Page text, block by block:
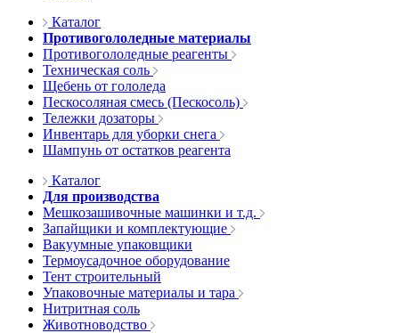
Каталог
Противогололедные материалы
Противогололедные реагенты
Техническая соль
Щебень от гололеда
Пескосоляная смесь (Пескосоль)
Тележки дозаторы
Инвентарь для уборки снега
Шампунь от остатков реагента
Каталог
Для производства
Мешкозашивочные машинки и т.д.
Запайщики и комплектующие
Вакуумные упаковщики
Термоусадочное оборудование
Тент строительный
Упаковочные материалы и тара
Нитритная соль
Животноводство